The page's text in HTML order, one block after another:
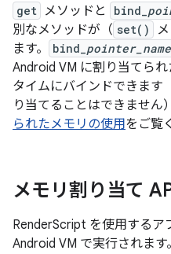
get メソッドと bind_
別なメソッドが（ set()
ます。
bind_ pointer_name
Android VM に割り当てら
タイムにバインドできます
り当てることはできません
られたメモリの使用をご覧
メモリ割り当て
RenderScript を使用するア
Android VM で実行されま